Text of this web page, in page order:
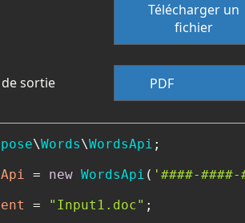
Télécharger un
fichier
sortie
\Words\WordsApi ;
= new WordsApi ( '####-####-
= "Input1.doc" ;